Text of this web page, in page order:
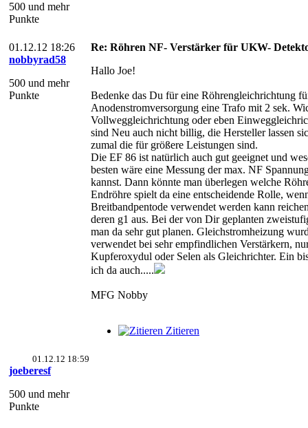
500 und mehr
Punkte
01.12.12 18:26
nobbyrad58
500 und mehr
Punkte
Re: Röhren NF- Verstärker für UKW-
Hallo Joe!
Bedenke das Du für eine Röhrengleichrichtung
Anodenstromversorgung eine Trafo mit 2 sek.
Vollweggleichrichtung oder eben
sind Neu auch nicht billig, die Hersteller lassen
zumal die für größere Leistungen sind.
Die EF 86 ist natürlich auch gut geeignet und
besten wäre eine Messung der max. NF
kannst. Dann könnte man überlegen welche
Endröhre spielt da eine entscheidende Rolle,
Breitbandpentode verwendet werden kann
deren g1 aus. Bei der von Dir geplanten
man da sehr gut planen. Gleichstromheizung
verwendet bei sehr empfindlichen Verstärkern,
Kupferoxydul oder Selen als Gleichrichter. Ein
ich da auch.....
MFG Nobby
Zitieren
01.12.12 18:59
joeberesf
500 und mehr
Punkte